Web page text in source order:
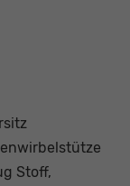
Stoff,